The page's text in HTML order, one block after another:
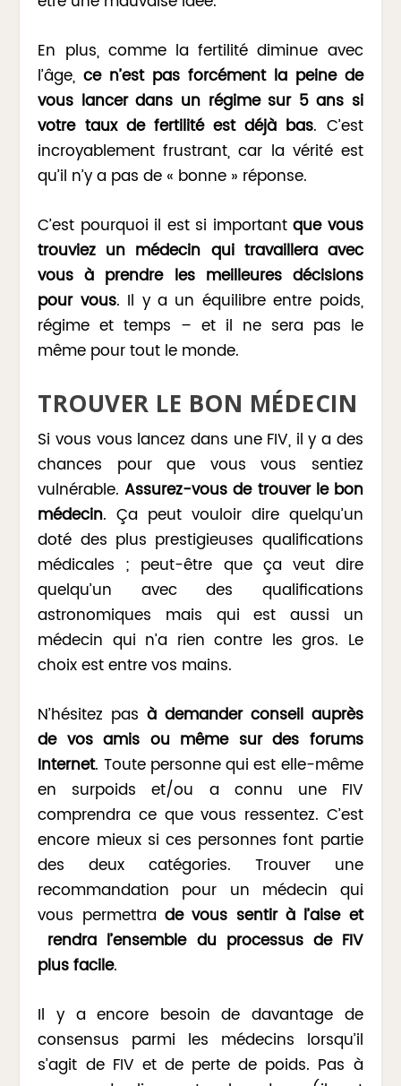
En plus, comme la fertilité diminue avec
l’âge,ce n’est pas forcément la peine de
vous lancer dans un régime sur 5 ans si
votre taux de fertilité est déjà bas. C’est
incroyablement frustrant, car la vérité est
qu’il n’y a pas de « bonne » réponse.
C’est pourquoi il est si importantque vous
trouviez un médecin qui travaillera avec
vous à prendre les meilleures décisions
pour vous. Il y a un équilibre entre poids,
régime et temps – et il ne sera pas le
même pour tout le monde.
TROUVER LE BON MÉDECIN
Si vous vous lancez dans une FIV, il y a des
chances pour que vous vous sentiez
vulnérable.Assurez-vous de trouver le bon
médecin. Ça peut vouloir dire quelqu’un
doté des plus prestigieuses qualifications
médicales ; peut-être que ça veut dire
quelqu’un avec des qualifications
astronomiques mais qui est aussi un
médecin qui n’a rien contre les gros. Le
choix est entre vos mains.
N’hésitez pas à demander conseil auprès
de vos amis ou même sur des forums
Internet. Toute personne qui est elle-même
en surpoids et/ou a connu une FIV
comprendra ce que vous ressentez. C’est
encore mieux si ces personnes font partie
des deux catégories. Trouver une
recommandation pour un médecin qui
vous permettrade vous sentir à l’aise et
rendra l’ensemble du processus de FIV
plus facile.
Il y a encore besoin de davantage de
consensus parmi les médecins lorsqu’il
s’agit de FIV et de perte de poids. Pas à